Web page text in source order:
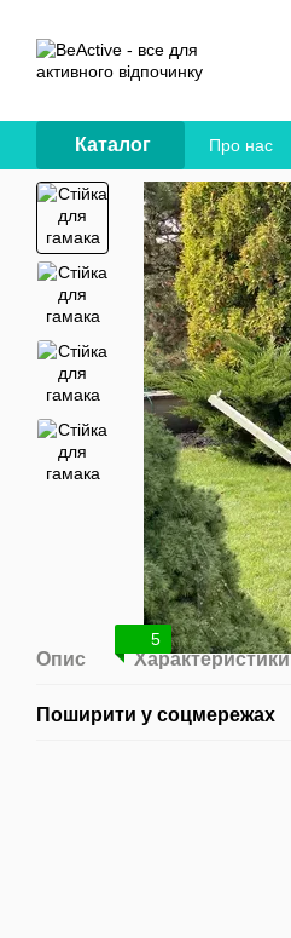
Каталог Про нас
5
Опис Характеристики
Поширити у соцмережах